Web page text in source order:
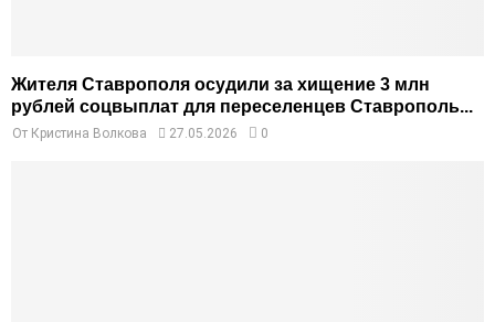
Жителя Ставрополя осудили за хищение 3 млн
рублей соцвыплат для переселенцев Ставрополь...
От Кристина Волкова 27.05.2026 0